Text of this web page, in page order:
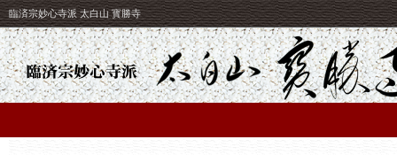
臨済宗妙心寺派 太白山 寳勝寺